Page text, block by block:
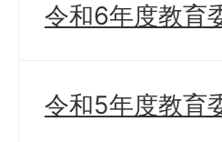
令和6年度教育
令和5年度教育